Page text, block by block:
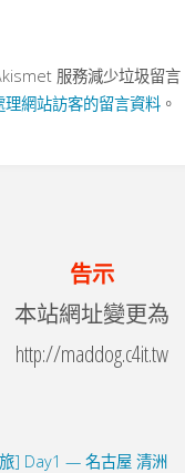
服務減少垃圾留言
網站訪客的留言資料。
告示
本站網址變更為
http://maddog.c4it.tw
] Day1 — 名古屋 清洲